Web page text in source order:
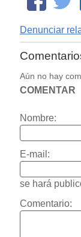
Denunciar
Aún no hay
COMENTAR
Nombre:
E-mail:
se hará
Comentario: